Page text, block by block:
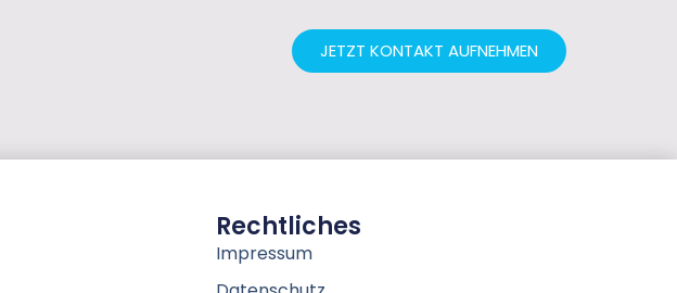
JETZT KONTAKT AUFNEHMEN
Rechtliches
Impressum